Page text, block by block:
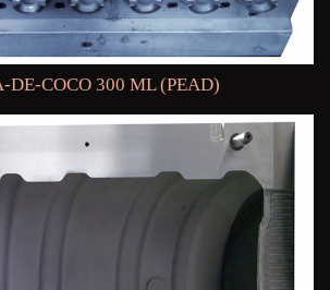
DE-COCO 300 ML (PEAD)